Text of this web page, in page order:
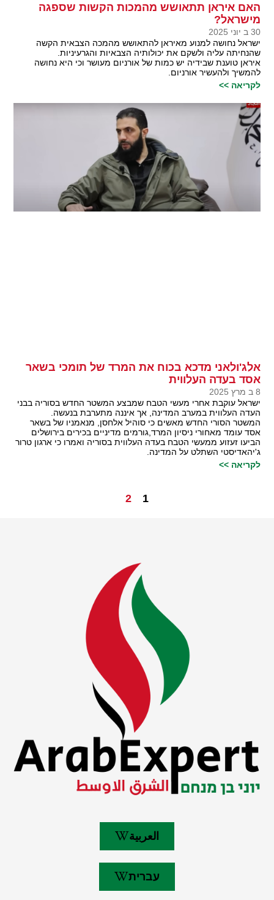
האם איראן תתאושש מהמכות הקשות שספגה
מישראל?
30 ב יוני 2025
ישראל נחושה למנוע מאיראן להתאושש מהמכה הצבאית הקשה
שהנחיתה עליה ולשקם את יכולותיה הצבאיות והגרעיניות.
איראן טוענת שבידיה יש כמות של אורניום מעושר וכי היא נחושה
להמשיך ולהעשיר אורניום.
לקריאה >>
אלג'ולאני מדכא בכוח את המרד של תומכי בשאר
אסד בעדה העלווית
8 ב מרץ 2025
ישראל עוקבת אחרי מעשי הטבח שמבצע המשטר החדש בסוריה בבני
העדה העלווית במערב המדינה, אך איננה מתערבת בנעשה.
המשטר הסורי החדש מאשים כי סוהיל אלחסן, מנאמניו של בשאר
אסד עומד מאחורי ניסיון המרד,גורמים מדיניים בכירים בירושלים
הביעו זעזוע ממעשי הטבח בעדה העלווית בסוריה ואמרו כי ארגון טרור
ג'יהאדיסטי השתלט על המדינה.
לקריאה >>
1
2
العربية
עברית